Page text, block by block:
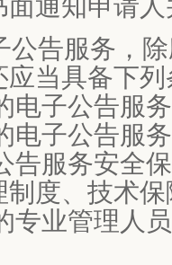
公告服务，
当具备下
子公告服
子公告服
服务安全保
制度、技术
业管理人员